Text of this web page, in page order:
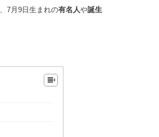
、7月9日生まれの有名人や誕生